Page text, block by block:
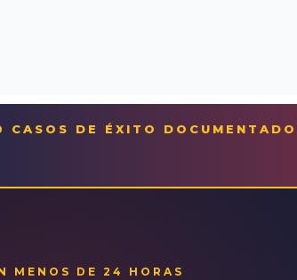
CASOS DE ÉXITO
MENOS DE 24 HORAS